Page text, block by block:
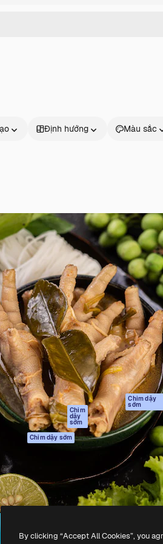
Định hướng Màu sắc
Sản phẩm
Spaces
Trợ Lý AI
Trình tạo hình ảnh
AI
Trình tạo video AI
Máy phát giọng nói
AI
Nội dung kho
MCP dành cho
Claude/ChatGPT
Chim
dậy
sớm
Chim dậy sớm
ứng dụng (API)
Ứng dụng di động
Tất cả các công cụ
Magnific
Bắt đầu
Academy
Tài liệu
Hỗ trợ
Điều khoản sử
dụng
Chính sách bảo
mật
Bản
gốc
Chim dậy
sớm
Chính sách cookie
Trung tâm tin cậy
Đối tác liên kết
Công ty
By clicking “Accept All Cookies”, you